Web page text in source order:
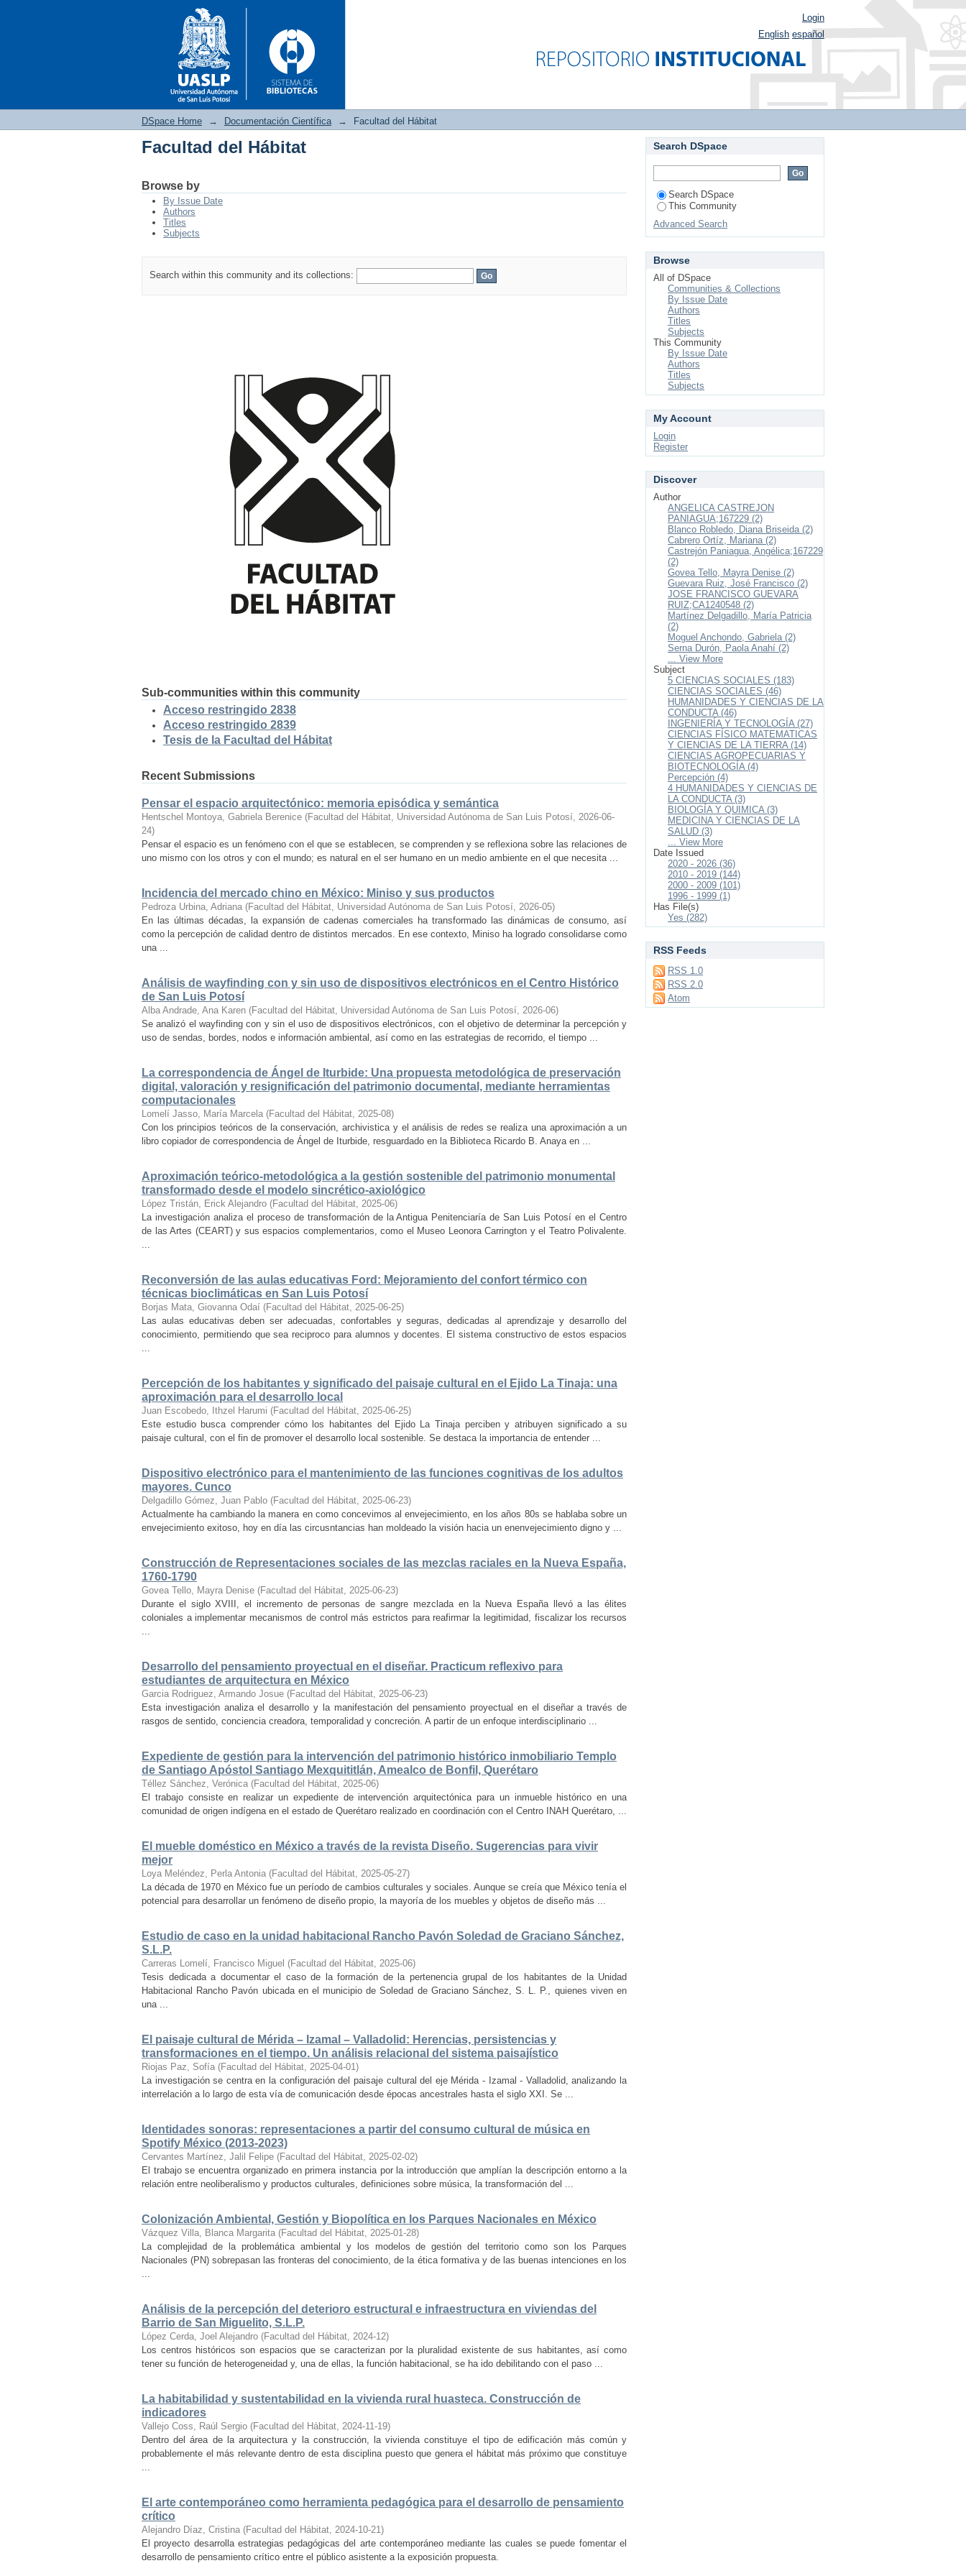
Login
English español
DSpace Home → Documentación Científica → Facultad del Hábitat
Facultad del Hábitat
Browse by
By Issue Date
Authors
Titles
Subjects
Search within this community and its collections:
Sub-communities within this community
Acceso restringido 2838
Acceso restringido 2839
Tesis de la Facultad del Hábitat
Recent Submissions
Pensar el espacio arquitectónico: memoria episódica y semántica
Hentschel Montoya, Gabriela Berenice (Facultad del Hábitat, Universidad Autónoma de San Luis Potosí, 2026-06-
24)
Pensar el espacio es un fenómeno con el que se establecen, se comprenden y se reflexiona sobre las relaciones de
uno mismo con los otros y con el mundo; es natural en el ser humano en un medio ambiente en el que necesita ...
Incidencia del mercado chino en México: Miniso y sus productos
Pedroza Urbina, Adriana (Facultad del Hábitat, Universidad Autónoma de San Luis Potosí, 2026-05)
En las últimas décadas, la expansión de cadenas comerciales ha transformado las dinámicas de consumo, así
como la percepción de calidad dentro de distintos mercados. En ese contexto, Miniso ha logrado consolidarse como
una ...
Análisis de wayfinding con y sin uso de dispositivos electrónicos en el Centro Histórico
de San Luis Potosí
Alba Andrade, Ana Karen (Facultad del Hábitat, Universidad Autónoma de San Luis Potosí, 2026-06)
Se analizó el wayfinding con y sin el uso de dispositivos electrónicos, con el objetivo de determinar la percepción y
uso de sendas, bordes, nodos e información ambiental, así como en las estrategias de recorrido, el tiempo ...
La correspondencia de Ángel de Iturbide: Una propuesta metodológica de preservación
digital, valoración y resignificación del patrimonio documental, mediante herramientas
computacionales
Lomelí Jasso, María Marcela (Facultad del Hábitat, 2025-08)
Con los principios teóricos de la conservación, archivistica y el análisis de redes se realiza una aproximación a un
libro copiador de correspondencia de Ángel de Iturbide, resguardado en la Biblioteca Ricardo B. Anaya en ...
Aproximación teórico-metodológica a la gestión sostenible del patrimonio monumental
transformado desde el modelo sincrético-axiológico
López Tristán, Erick Alejandro (Facultad del Hábitat, 2025-06)
La investigación analiza el proceso de transformación de la Antigua Penitenciaría de San Luis Potosí en el Centro
de las Artes (CEART) y sus espacios complementarios, como el Museo Leonora Carrington y el Teatro Polivalente.
...
Reconversión de las aulas educativas Ford: Mejoramiento del confort térmico con
técnicas bioclimáticas en San Luis Potosí
Borjas Mata, Giovanna Odaí (Facultad del Hábitat, 2025-06-25)
Las aulas educativas deben ser adecuadas, confortables y seguras, dedicadas al aprendizaje y desarrollo del
conocimiento, permitiendo que sea reciproco para alumnos y docentes. El sistema constructivo de estos espacios
...
Percepción de los habitantes y significado del paisaje cultural en el Ejido La Tinaja: una
aproximación para el desarrollo local
Juan Escobedo, Ithzel Harumi (Facultad del Hábitat, 2025-06-25)
Este estudio busca comprender cómo los habitantes del Ejido La Tinaja perciben y atribuyen significado a su
paisaje cultural, con el fin de promover el desarrollo local sostenible. Se destaca la importancia de entender ...
Dispositivo electrónico para el mantenimiento de las funciones cognitivas de los adultos
mayores. Cunco
Delgadillo Gómez, Juan Pablo (Facultad del Hábitat, 2025-06-23)
Actualmente ha cambiando la manera en como concevimos al envejecimiento, en los años 80s se hablaba sobre un
envejecimiento exitoso, hoy en día las circusntancias han moldeado la visión hacia un enenvejecimiento digno y ...
Construcción de Representaciones sociales de las mezclas raciales en la Nueva España,
1760-1790
Govea Tello, Mayra Denise (Facultad del Hábitat, 2025-06-23)
Durante el siglo XVIII, el incremento de personas de sangre mezclada en la Nueva España llevó a las élites
coloniales a implementar mecanismos de control más estrictos para reafirmar la legitimidad, fiscalizar los recursos
...
Desarrollo del pensamiento proyectual en el diseñar. Practicum reflexivo para
estudiantes de arquitectura en México
Garcia Rodriguez, Armando Josue (Facultad del Hábitat, 2025-06-23)
Esta investigación analiza el desarrollo y la manifestación del pensamiento proyectual en el diseñar a través de
rasgos de sentido, conciencia creadora, temporalidad y concreción. A partir de un enfoque interdisciplinario ...
Expediente de gestión para la intervención del patrimonio histórico inmobiliario Templo
de Santiago Apóstol Santiago Mexquititlán, Amealco de Bonfil, Querétaro
Téllez Sánchez, Verónica (Facultad del Hábitat, 2025-06)
El trabajo consiste en realizar un expediente de intervención arquitectónica para un inmueble histórico en una
comunidad de origen indígena en el estado de Querétaro realizado en coordinación con el Centro INAH Querétaro, ...
El mueble doméstico en México a través de la revista Diseño. Sugerencias para vivir
mejor
Loya Meléndez, Perla Antonia (Facultad del Hábitat, 2025-05-27)
La década de 1970 en México fue un período de cambios culturales y sociales. Aunque se creía que México tenía el
potencial para desarrollar un fenómeno de diseño propio, la mayoría de los muebles y objetos de diseño más ...
Estudio de caso en la unidad habitacional Rancho Pavón Soledad de Graciano Sánchez,
S.L.P.
Carreras Lomelí, Francisco Miguel (Facultad del Hábitat, 2025-06)
Tesis dedicada a documentar el caso de la formación de la pertenencia grupal de los habitantes de la Unidad
Habitacional Rancho Pavón ubicada en el municipio de Soledad de Graciano Sánchez, S. L. P., quienes viven en
una ...
El paisaje cultural de Mérida – Izamal – Valladolid: Herencias, persistencias y
transformaciones en el tiempo. Un análisis relacional del sistema paisajístico
Riojas Paz, Sofía (Facultad del Hábitat, 2025-04-01)
La investigación se centra en la configuración del paisaje cultural del eje Mérida - Izamal - Valladolid, analizando la
interrelación a lo largo de esta vía de comunicación desde épocas ancestrales hasta el siglo XXI. Se ...
Identidades sonoras: representaciones a partir del consumo cultural de música en
Spotify México (2013-2023)
Cervantes Martínez, Jalil Felipe (Facultad del Hábitat, 2025-02-02)
El trabajo se encuentra organizado en primera instancia por la introducción que amplían la descripción entorno a la
relación entre neoliberalismo y productos culturales, definiciones sobre música, la transformación del ...
Colonización Ambiental, Gestión y Biopolítica en los Parques Nacionales en México
Vázquez Villa, Blanca Margarita (Facultad del Hábitat, 2025-01-28)
La complejidad de la problemática ambiental y los modelos de gestión del territorio como son los Parques
Nacionales (PN) sobrepasan las fronteras del conocimiento, de la ética formativa y de las buenas intenciones en los
...
Análisis de la percepción del deterioro estructural e infraestructura en viviendas del
Barrio de San Miguelito, S.L.P.
López Cerda, Joel Alejandro (Facultad del Hábitat, 2024-12)
Los centros históricos son espacios que se caracterizan por la pluralidad existente de sus habitantes, así como
tener su función de heterogeneidad y, una de ellas, la función habitacional, se ha ido debilitando con el paso ...
La habitabilidad y sustentabilidad en la vivienda rural huasteca. Construcción de
indicadores
Vallejo Coss, Raúl Sergio (Facultad del Hábitat, 2024-11-19)
Dentro del área de la arquitectura y la construcción, la vivienda constituye el tipo de edificación más común y
probablemente el más relevante dentro de esta disciplina puesto que genera el hábitat más próximo que constituye
...
El arte contemporáneo como herramienta pedagógica para el desarrollo de pensamiento
crítico
Alejandro Díaz, Cristina (Facultad del Hábitat, 2024-10-21)
El proyecto desarrolla estrategias pedagógicas del arte contemporáneo mediante las cuales se puede fomentar el
desarrollo de pensamiento crítico entre el público asistente a la exposición propuesta.
Search DSpace
Search DSpace
This Community
Advanced Search
Browse
All of DSpace
Communities & Collections
By Issue Date
Authors
Titles
Subjects
This Community
By Issue Date
Authors
Titles
Subjects
My Account
Login
Register
Discover
Author
ANGELICA CASTREJON
PANIAGUA;167229 (2)
Blanco Robledo, Diana Briseida (2)
Cabrero Ortíz, Mariana (2)
Castrejón Paniagua, Angélica;167229
(2)
Govea Tello, Mayra Denise (2)
Guevara Ruiz, José Francisco (2)
JOSE FRANCISCO GUEVARA
RUIZ;CA1240548 (2)
Martínez Delgadillo, María Patricia
(2)
Moguel Anchondo, Gabriela (2)
Serna Durón, Paola Anahí (2)
... View More
Subject
5 CIENCIAS SOCIALES (183)
CIENCIAS SOCIALES (46)
HUMANIDADES Y CIENCIAS DE LA
CONDUCTA (46)
INGENIERÍA Y TECNOLOGÍA (27)
CIENCIAS FÍSICO MATEMATICAS
Y CIENCIAS DE LA TIERRA (14)
CIENCIAS AGROPECUARIAS Y
BIOTECNOLOGÍA (4)
Percepción (4)
4 HUMANIDADES Y CIENCIAS DE
LA CONDUCTA (3)
BIOLOGÍA Y QUIMICA (3)
MEDICINA Y CIENCIAS DE LA
SALUD (3)
... View More
Date Issued
2020 - 2026 (36)
2010 - 2019 (144)
2000 - 2009 (101)
1996 - 1999 (1)
Has File(s)
Yes (282)
RSS Feeds
RSS 1.0
RSS 2.0
Atom